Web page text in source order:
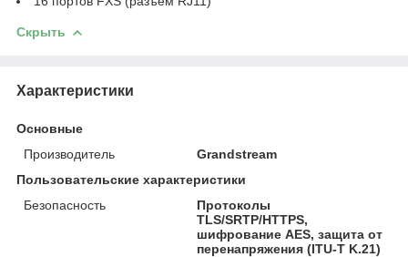
Скрыть
Характеристики
Основные
Производитель
Grandstream
Пользовательские характеристики
Безопасность
Протоколы
TLS/SRTP/HTTPS,
шифрование AES, защита от
перенапряжения (ITU-T K.21)